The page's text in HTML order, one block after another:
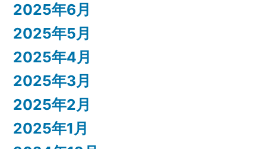
2025年6月
2025年5月
2025年4月
2025年3月
2025年2月
2025年1月